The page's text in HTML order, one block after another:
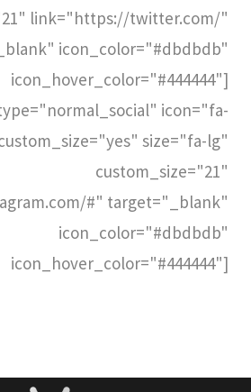
link="https://twitter.com/"
icon_color="#dbdbdb"
icon_hover_color="#444444"]
icon="fa-
size="fa-lg"
custom_size="21"
#" target="_blank"
icon_color="#dbdbdb"
icon_hover_color="#444444"]